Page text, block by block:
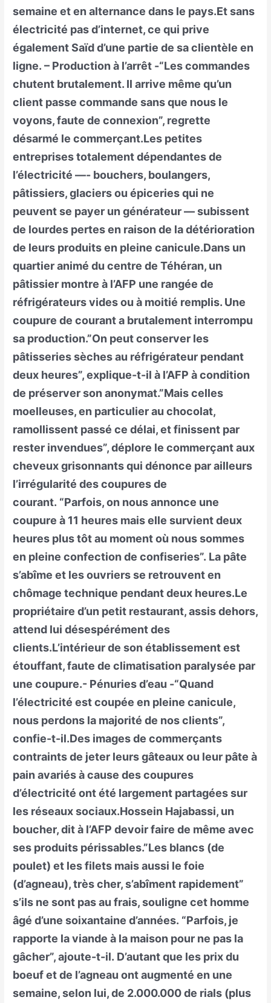
semaine et en alternance dans le pays.Et sans
électricité pas d’internet, ce qui prive
également Saïd d’une partie de sa clientèle en
ligne. – Production à l’arrêt -“Les commandes
chutent brutalement. Il arrive même qu’un
client passe commande sans que nous le
voyons, faute de connexion”, regrette
désarmé le commerçant.Les petites
entreprises totalement dépendantes de
l’électricité —- bouchers, boulangers,
pâtissiers, glaciers ou épiceries qui ne
peuvent se payer un générateur — subissent
de lourdes pertes en raison de la détérioration
de leurs produits en pleine canicule.Dans un
quartier animé du centre de Téhéran, un
pâtissier montre à l’AFP une rangée de
réfrigérateurs vides ou à moitié remplis. Une
coupure de courant a brutalement interrompu
sa production.”On peut conserver les
pâtisseries sèches au réfrigérateur pendant
deux heures”, explique-t-il à l’AFP à condition
de préserver son anonymat.”Mais celles
moelleuses, en particulier au chocolat,
ramollissent passé ce délai, et finissent par
rester invendues”, déplore le commerçant aux
cheveux grisonnants qui dénonce par ailleurs
l’irrégularité des coupures de
courant. “Parfois, on nous annonce une
coupure à 11 heures mais elle survient deux
heures plus tôt au moment où nous sommes
en pleine confection de confiseries”. La pâte
s’abîme et les ouvriers se retrouvent en
chômage technique pendant deux heures.Le
propriétaire d’un petit restaurant, assis dehors,
attend lui désespérément des
clients.L’intérieur de son établissement est
étouffant, faute de climatisation paralysée par
une coupure.- Pénuries d’eau -“Quand
l’électricité est coupée en pleine canicule,
nous perdons la majorité de nos clients”,
confie-t-il.Des images de commerçants
contraints de jeter leurs gâteaux ou leur pâte à
pain avariés à cause des coupures
d’électricité ont été largement partagées sur
les réseaux sociaux.Hossein Hajabassi, un
boucher, dit à l’AFP devoir faire de même avec
ses produits périssables.”Les blancs (de
poulet) et les filets mais aussi le foie
(d’agneau), très cher, s’abîment rapidement”
s’ils ne sont pas au frais, souligne cet homme
âgé d’une soixantaine d’années. “Parfois, je
rapporte la viande à la maison pour ne pas la
gâcher”, ajoute-t-il. D’autant que les prix du
boeuf et de l’agneau ont augmenté en une
semaine, selon lui, de 2.000.000 de rials (plus